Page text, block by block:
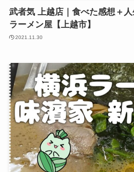
武者気 上越店｜食べた感想＋
ラーメン屋【上越市】
2021.11.30